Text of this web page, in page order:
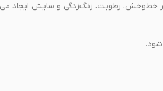
خط‌وخش، رطوبت، زنگ‌زدگی و سایش ایجاد
شود.